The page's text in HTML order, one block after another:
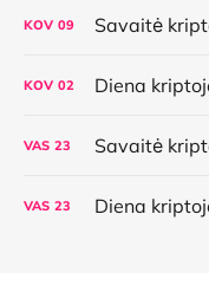
KOV 09
KOV 02
VAS 23
VAS 23